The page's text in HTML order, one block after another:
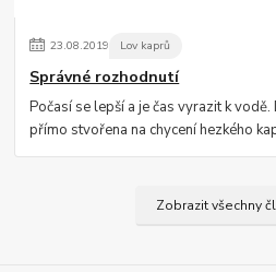
23.08.2019 Lov kaprů
Správné rozhodnutí
Počasí se lepší a je čas vyrazit k
přímo stvořena na chycení hezkého
Zobrazit všechny